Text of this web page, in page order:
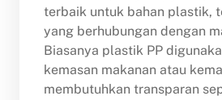
terbaik untuk bahan plastik,
yang berhubungan dengan
Biasanya plastik PP
kemasan makanan atau
membutuhkan transparan